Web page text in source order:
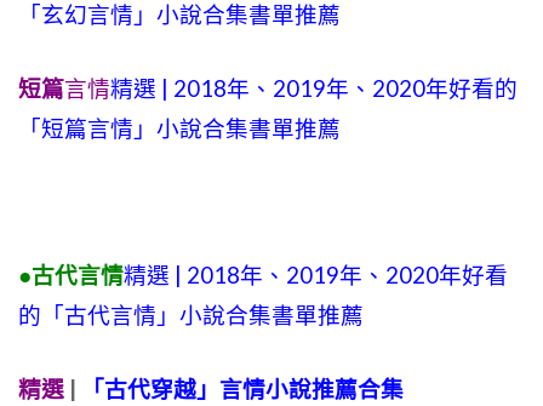
「玄幻言情」小說合集書單推薦
短篇言情精選 | 2018年、2019年、2020年好看的
「短篇言情」小說合集書單推薦
●古代言情精選 | 2018年、2019年、2020年好看
的「古代言情」小說合集書單推薦
精選 「古代穿越」言情小說推薦合集